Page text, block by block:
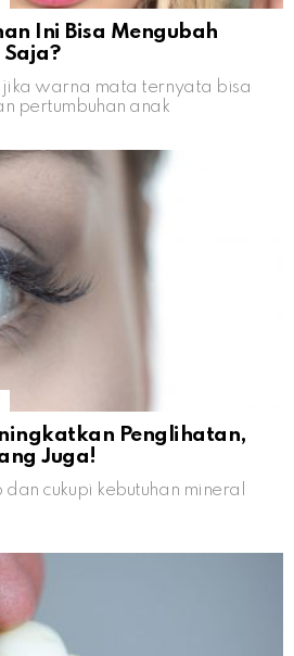
Ini Bisa Mengubah
jika warna mata ternyata bisa
pertumbuhan anak
Penglihatan,
Juga!
cukupi kebutuhan mineral